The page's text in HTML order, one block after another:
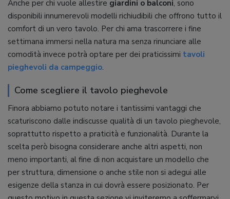
Anche per chi vuole allestire giardini o balconi, sono
disponibili innumerevoli modelli richiudibili che offrono tutto il
comfort di un vero tavolo. Per chi ama trascorrere i fine
settimana immersi nella natura ma senza rinunciare alle
comodità invece potrà optare per dei praticissimi tavoli
pieghevoli da campeggio.
Come scegliere il tavolo pieghevole
Finora abbiamo potuto notare i tantissimi vantaggi che
scaturiscono dalle indiscusse qualità di un tavolo pieghevole,
soprattutto rispetto a praticità e funzionalità. Durante la
scelta però bisogna considerare anche altri aspetti, non
meno importanti, al fine di non acquistare un modello che
per struttura, dimensione o anche stile non si adegui alle
esigenze della stanza in cui dovrà essere posizionato. Per